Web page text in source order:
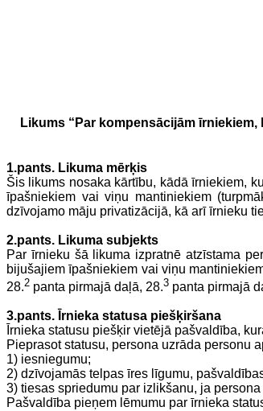
Likums “Par kompensācijām
1.pants. Likuma mērķis
Šis likums nosaka kārtību, kādāīrniekiem,
īpašniekiem vai viņu mantiniekiem
dzīvojamo māju privatizācijā, kā arī īrnieku
2.pants. Likuma subjekts
Par īrnieku šā likuma izpratnē atzīstama
bijušajiem īpašniekiem vai viņu
28.2 panta pirmajā daļā, 28.3 panta pirmajā
3.pants. Īrnieka statusa piešķiršana
Īrnieka statusu piešķir vietējā pašvaldība,
Pieprasot statusu, persona uzrāda personu
1) iesniegumu;
2) dzīvojamās telpas īres līgumu,
3) tiesas spriedumu par izlikšanu, ja
Pašvaldība pieņem lēmumu par īrnieka